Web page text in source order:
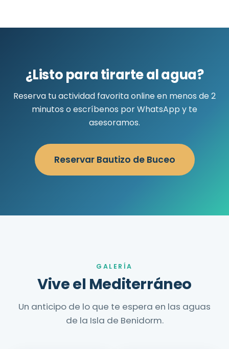
¿Listo para tirarte al agua?
Reserva tu actividad favorita online en menos de 2
minutos o escríbenos por WhatsApp y te
asesoramos.
Reservar Bautizo de Buceo
GALERÍA
Vive el Mediterráneo
Un anticipo de lo que te espera en las aguas
de la Isla de Benidorm.